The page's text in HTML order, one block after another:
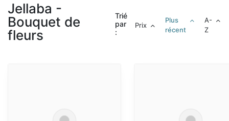
Jellaba -
Bouquet de
fleurs
Trié
par
:
Prix
Plus
récent
A-
Z